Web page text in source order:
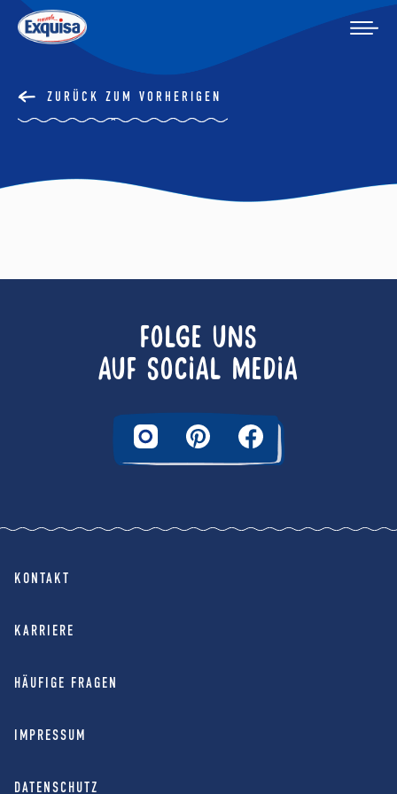
ZURÜCK ZUM VORHERIGEN
FOLGE UNS
AUF SOCIAL MEDIA
KONTAKT
KARRIERE
HÄUFIGE FRAGEN
IMPRESSUM
DATENSCHUTZ